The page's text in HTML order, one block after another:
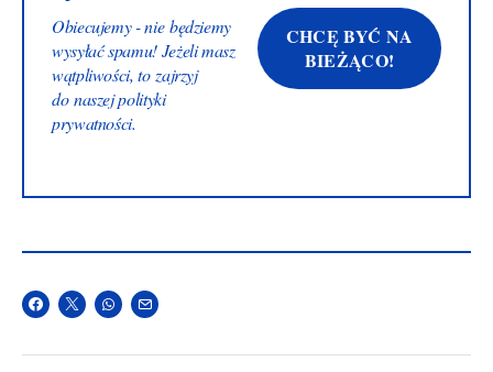
Obiecujemy - nie będziemy
wysyłać spamu! Jeżeli masz
wątpliwości, to zajrzyj
do naszejpolityki
prywatności.